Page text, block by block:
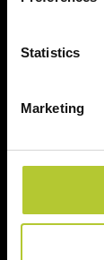
Statistics
Marketing